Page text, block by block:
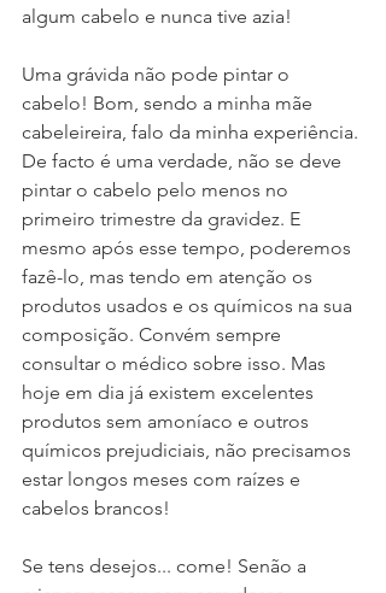
algum cabelo e nunca tive azia!
Uma grávida não pode pintar o
cabelo! Bom, sendo a minha mãe
cabeleireira, falo da minha experiência.
De facto é uma verdade, não se deve
pintar o cabelo pelo menos no
primeiro trimestre da gravidez. E
mesmo após esse tempo, poderemos
fazê-lo, mas tendo em atenção os
produtos usados e os químicos na sua
composição. Convém sempre
consultar o médico sobre isso. Mas
hoje em dia já existem excelentes
produtos sem amoníaco e outros
químicos prejudiciais, não precisamos
estar longos meses com raízes e
cabelos brancos!
Se tens desejos... come! Senão a